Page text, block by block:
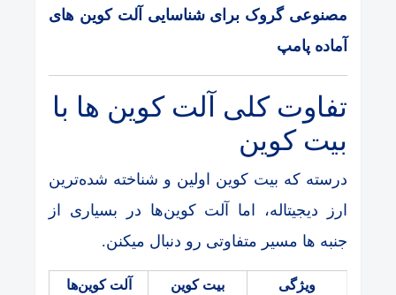
مصنوعی گروک برای شناسایی آلت کوین های
آماده پامپ
تفاوت کلی آلت کوین ها با
بیت کوین
درسته که بیت کوین اولین و شناخته شده‌ترین
ارز دیجیتاله، اما آلت کوین‌ها در بسیاری از
جنبه ها مسیر متفاوتی رو دنبال میکنن.
ویژگی بیت کوین آلت کوین‌ها